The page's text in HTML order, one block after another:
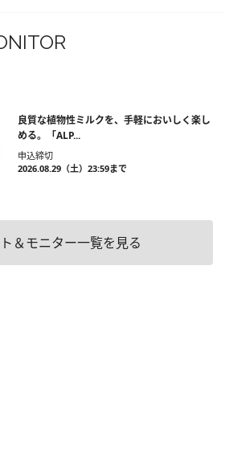
良質な植物性ミルクを、手軽においしく楽し
める。「ALP...
申込締切
2026.08.29（土）23:59まで
＆モニター一覧を見る